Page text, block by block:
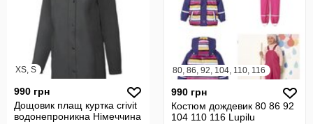
XS, S
990 грн
Дощовик плащ куртка crivit
водонепроникна Німеччина
80, 86, 92, 104, 110, 116
990 грн
Костюм дождевик 80 86 92
104 110 116 Lupilu